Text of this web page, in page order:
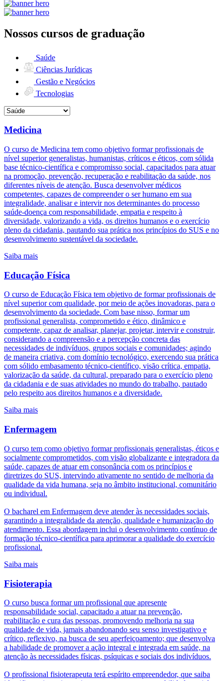
Nossos cursos de graduação
Saúde
Ciências Jurídicas
Gestão e Negócios
Tecnologias
Medicina
O curso de Medicina tem como objetivo formar profissionais de
nível superior generalistas, humanistas, críticos e éticos, com sólida
base técnico-científica e compromisso social, capacitados para atuar
na promoção, prevenção, recuperação e reabilitação da saúde, nos
diferentes níveis de atenção. Busca desenvolver médicos
competentes, capazes de compreender o ser humano em sua
integralidade, analisar e intervir nos determinantes do processo
saúde-doença com responsabilidade, empatia e respeito à
diversidade, valorizando a vida, os direitos humanos e o exercício
pleno da cidadania, pautando sua prática nos princípios do SUS e no
desenvolvimento sustentável da sociedade.
Saiba mais
Educação Física
O curso de Educação Física tem objetivo de formar profissionais de
nível superior com qualidade, por meio de ações inovadoras, para o
desenvolvimento da sociedade. Com base nisso, formar um
profissional generalista, comprometido e ético, dinâmico e
competente, capaz de analisar, planejar, projetar, intervir e construir,
considerando a compreensão e a percepção concreta das
necessidades de indivíduos, grupos sociais e comunidades; agindo
de maneira criativa, com domínio tecnológico, exercendo sua prática
com sólido embasamento técnico-científico, visão crítica, empatia,
valorização da saúde, da cultural, preparado para o exercício pleno
da cidadania e de suas atividades no mundo do trabalho, pautado
pelo respeito aos direitos humanos e a diversidade.
Saiba mais
Enfermagem
O curso tem como objetivo formar profissionais generalistas, éticos e
socialmente comprometidos, com visão globalizante e integradora da
saúde, capazes de atuar em consonância com os princípios e
diretrizes do SUS, intervindo ativamente no sentido de melhoria da
qualidade da vida humana, seja no âmbito institucional, comunitário
ou individual.
O bacharel em Enfermagem deve atender às necessidades sociais,
garantindo a integralidade da atenção, qualidade e humanização do
atendimento. Essa abordagem inclui o desenvolvimento contínuo de
formação técnico-científica para aprimorar a qualidade do exercício
profissional.
Saiba mais
Fisioterapia
O curso busca formar um profissional que apresente
responsabilidade social, capacitado a atuar na prevenção,
reabilitação e cura das pessoas, promovendo melhoria na sua
qualidade de vida, jamais abandonando seu senso investigativo e
crítico, reflexivo, na busca de seu aperfeiçoamento; que desenvolva
a habilidade de promover a ação integral e integrada em saúde, na
atenção às necessidades físicas, psíquicas e sociais dos indivíduos.
O profissional fisioterapeuta terá espírito empreendedor, que saiba